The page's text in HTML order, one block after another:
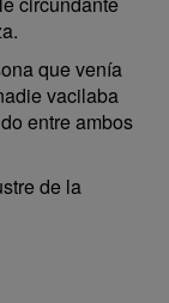
que venía
vacilaba
entre ambos
de la